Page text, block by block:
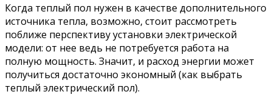
Когда теплый пол нужен в качестве дополнительного
источника тепла, возможно, стоит рассмотреть
поближе перспективу установки электрической
модели: от нее ведь не потребуется работа на
полную мощность. Значит, и расход энергии может
получиться достаточно экономный (как выбрать
теплый электрический пол).